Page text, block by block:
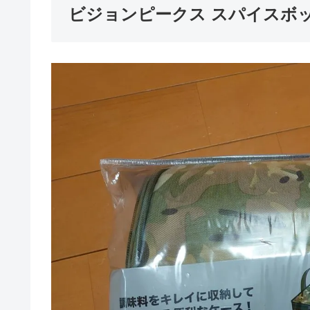
ビジョンピークス スパイスボ